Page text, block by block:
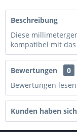
Beschreibung
Diese
kompatibel mit
Bewertungen
0
Bewertungen
Kunden haben